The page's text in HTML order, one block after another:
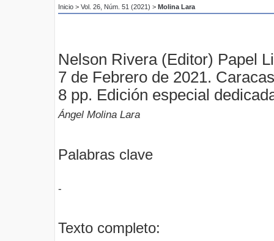
Inicio > Vol. 26, Núm. 51 (2021) > Molina Lara
Nelson Rivera (Editor) Papel
7 de Febrero de 2021.
8 pp. Edición especial
Ángel Molina Lara
Palabras clave
-
Texto completo: